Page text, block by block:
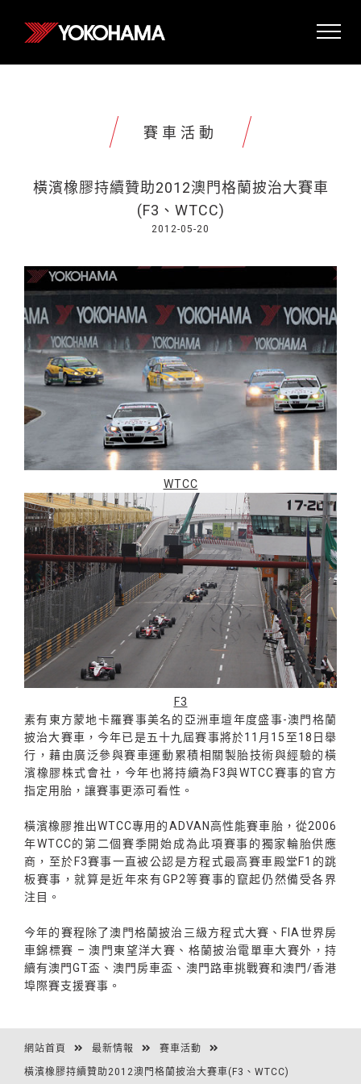
賽車活動
橫濱橡膠持續贊助2012澳門格蘭披治大賽車
(F3、WTCC)
2012-05-20
WTCC
F3
素有東方蒙地卡羅賽事美名的亞洲車壇年度盛事-澳門格蘭
披治大賽車，今年已是五十九屆賽事將於11月15至18日舉
行，藉由廣泛參與賽車運動累積相關製胎技術與經驗的橫
濱橡膠株式會社，今年也將持續為F3與WTCC賽事的官方
指定用胎，讓賽事更添可看性。
橫濱橡膠推出WTCC專用的ADVAN高性能賽車胎，從2006
年WTCC的第二個賽季開始成為此項賽事的獨家輪胎供應
商，至於F3賽事一直被公認是方程式最高賽車殿堂F1的跳
板賽事，就算是近年來有GP2等賽事的竄起仍然備受各界
注目。
今年的賽程除了澳門格蘭披治三級方程式大賽、FIA世界房
車錦標賽 – 澳門東望洋大賽、格蘭披治電單車大賽外，持
續有澳門GT盃、澳門房車盃、澳門路車挑戰賽和澳門/香港
埠際賽支援賽事。
網站首頁 最新情報 賽車活動
橫濱橡膠持續贊助2012澳門格蘭披治大賽車(F3、WTCC)